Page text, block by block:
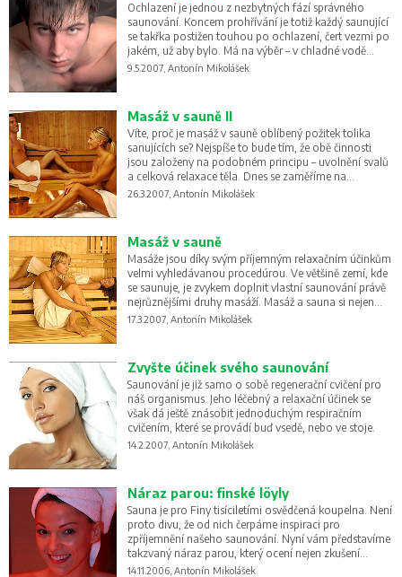
Ochlazení je jednou z nezbytných fází správného
saunování. Koncem prohřívání je totiž každý saunující
se takřka postižen touhou po ochlazení, čert vezmi po
jakém, už aby bylo. Má na výběr – v chladné vodě
sprchy, bazénku či kádi, v rybníce či v potoce, v moři či
9.5.2007, Antonín Mikolášek
Masáž v sauně II
Víte, proč je masáž v sauně oblíbený požitek tolika
sanujících se? Nejspíše to bude tím, že obě činnosti
jsou založeny na podobném principu – uvolnění svalů
a celková relaxace těla. Dnes se zaměříme na
automasáže a jejich působení na naše tělo.
26.3.2007, Antonín Mikolášek
Masáž v sauně
Masáže jsou díky svým příjemným relaxačním účinkům
velmi vyhledávanou procedúrou. Ve většině zemí, kde
se saunuje, je zvykem doplnit vlastní saunování právě
nejrůznějšími druhy masáží. Masáž a sauna si nejen
nekonkurují, naopak své regenerační účinky násobí.
17.3.2007, Antonín Mikolášek
Zvyšte účinek svého saunování
Saunování je již samo o sobě regenerační cvičení pro
náš organismus. Jeho léčebný a relaxační účinek se
však dá ještě znásobit jednoduchým respiračním
cvičením, které se provádí buď vsedě, nebo ve stoje.
14.2.2007, Antonín Mikolášek
Náraz parou: finské löyly
Sauna je pro Finy tisíciletími osvědčená koupelna. Není
proto divu, že od nich čerpáme inspiraci pro
zpříjemnění našeho saunování. Nyní vám představíme
takzvaný náraz parou, který ocení nejen zkušení
„saunovači“.
14.11.2006, Antonín Mikolášek